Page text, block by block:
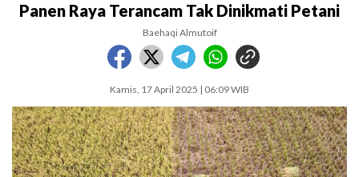
Panen Raya Terancam Tak Dinikmati Petani
Baehaqi Almutoif
Kamis, 17 April 2025 | 06:09 WIB